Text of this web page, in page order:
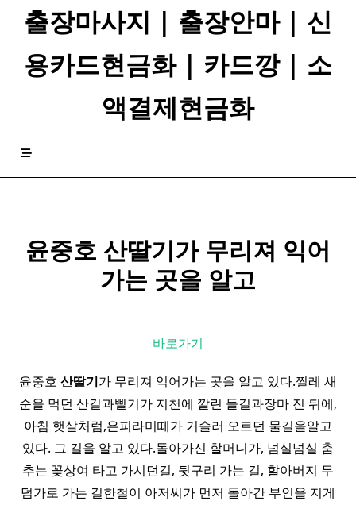
출장마사지 | 출장안마 | 신
용카드현금화 | 카드깡 | 소
액결제현금화
윤중호 산딸기가 무리져 익어
가는 곳을 알고
바로가기
윤중호 산딸기가 무리져 익어가는 곳을 알고 있다.찔레 새
순을 먹던 산길과삘기가 지천에 깔린 들길과장마 진 뒤에,
아침 햇살처럼,은피라미떼가 거슬러 오르던 물길을알고
있다. 그 길을 알고 있다.돌아가신 할머니가, 넘실넘실 춤
추는 꽃상여 타고 가시던길, 뒷구리 가는 길, 할아버지 무
덤가로 가는 길한철이 아저씨가 먼저 돌아간 부인을 지게